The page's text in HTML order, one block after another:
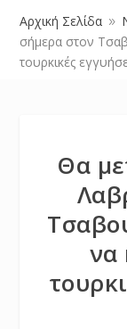
Αρχική Σελίδα 9
σήμερα στον
τουρκικές
Θα
να